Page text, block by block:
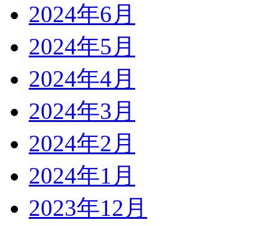
2024年6月
2024年5月
2024年4月
2024年3月
2024年2月
2024年1月
2023年12月